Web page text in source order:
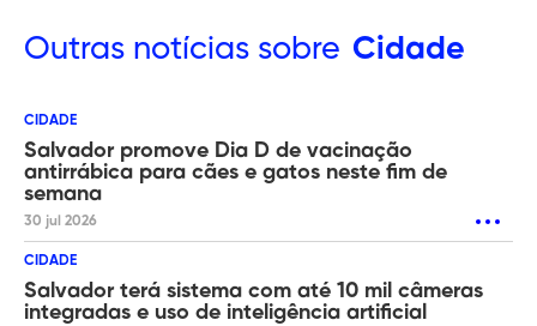
Outras notícias sobre Cidade
CIDADE
Salvador promove Dia D de vacinação
antirrábica para cães e gatos neste fim de
semana
30 jul 2026
CIDADE
Salvador terá sistema com até 10 mil câmeras
integradas e uso de inteligência artificial